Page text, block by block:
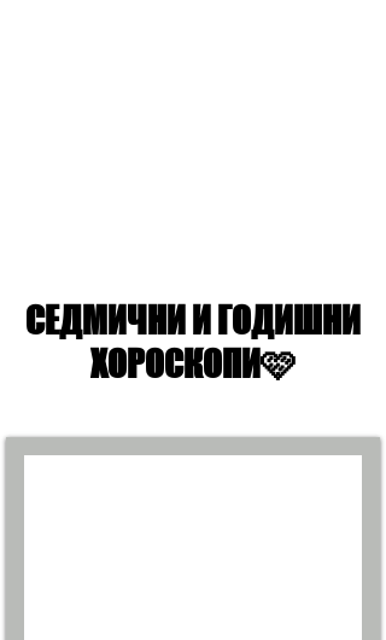
СЕДМИЧНИ И ГОДИШНИ
ХОРОСКОПИ🩷
СЕДМИЧНИ И ГОДИШНИ
ХОРОСКОПИ🩷